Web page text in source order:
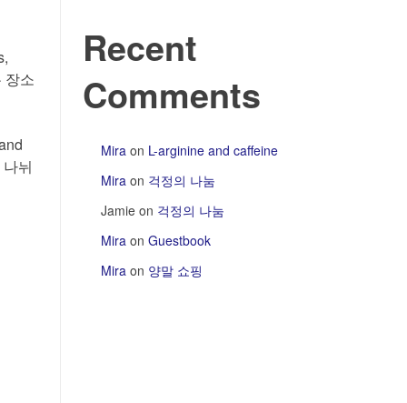
장소
뉘
Recent
Comments
Mira on L-arginine and caffeine
Mira on 걱정의 나눔
Jamie on 걱정의 나눔
Mira on Guestbook
Mira on 양말 쇼핑